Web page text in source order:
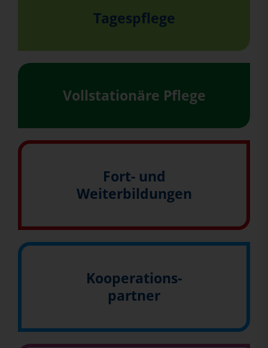
Tagespflege
Vollstationäre Pflege
Fort- und
Weiterbildungen
Kooperations-
partner